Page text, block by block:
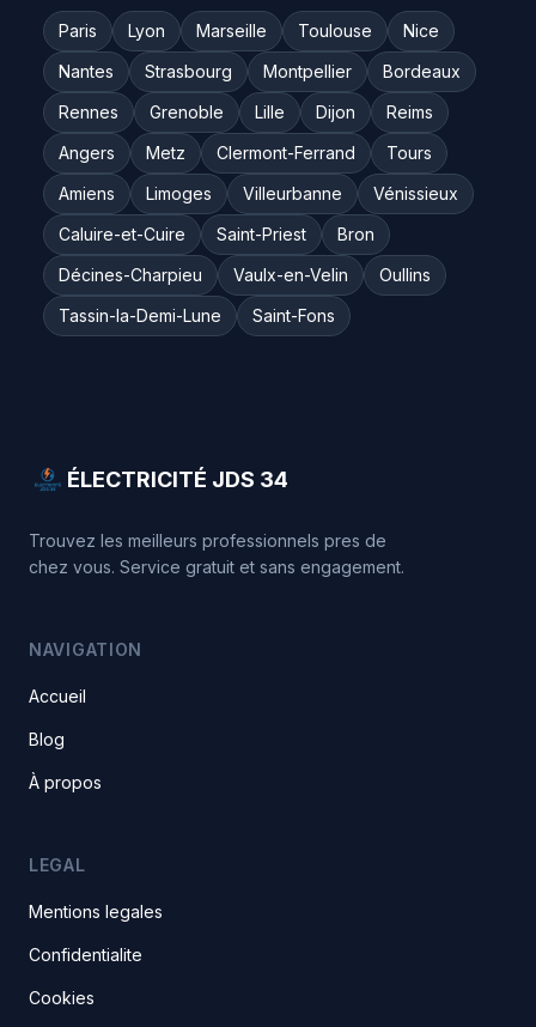
Paris Lyon Marseille Toulouse
Nice
Nantes
Strasbourg Montpellier
Bordeaux
Rennes
Grenoble Lille Dijon
Reims
Angers
Metz Clermont-Ferrand
Tours
Amiens
Limoges Villeurbanne
Vénissieux
Caluire-et-Cuire
Saint-Priest
Bron
Décines-Charpieu
Vaulx-en-Velin
Oullins
Tassin-la-Demi-Lune
Saint-Fons
ÉLECTRICITÉ JDS 34
Trouvez les meilleurs professionnels pres de
chez vous. Service gratuit et sans engagement.
NAVIGATION
Accueil
Blog
À propos
LEGAL
Mentions legales
Confidentialite
Cookies